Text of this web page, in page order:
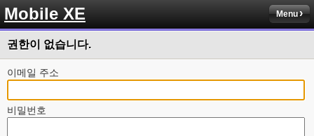
Mobile XE Menu
권한이 없습니다.
이메일 주소
비밀번호